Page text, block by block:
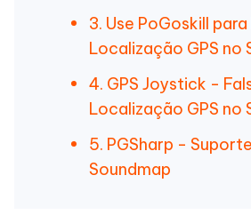
3. Use PoGoskill
Localização GPS no
4. GPS Joystick -
Localização GPS no
5. PGSharp -
Soundmap